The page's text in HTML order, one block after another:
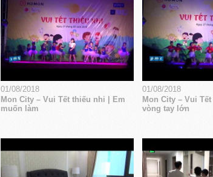
01/08/2018
Mon City – Vui Tết thiếu nhi | Em
muốn làm
01/08/2018
Mon City – Vui
vòng tay lớn